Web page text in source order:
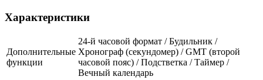
Характеристики
Дополнительные
функции
24-й часовой формат / Будильник /
Хронограф (секундомер) / GMT (второй
часовой пояс) / Подстветка / Таймер /
Вечный календарь